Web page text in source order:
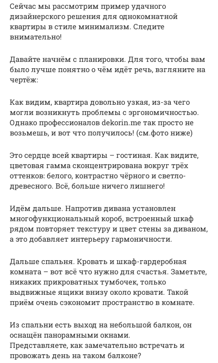
Сейчас мы рассмотрим пример удачного
дизайнерского решения для однокомнатной
квартиры в стиле минимализм. Следите
внимательно!
Давайте начнём с планировки. Для того, чтобы вам
было лучше понятно о чём идёт речь, взгляните на
чертёж:
Как видим, квартира довольно узкая, из-за чего
могли возникнуть проблемы с эргономичностью.
Однако профессионалов dekorin.me так просто не
возьмешь, и вот что получилось! (см.фото ниже)
Это сердце всей квартиры – гостиная. Как видите,
цветовая гамма сконцентрирована вокруг трёх
оттенков: белого, контрастно чёрного и светло-
древесного. Всё, больше ничего лишнего!
Идём дальше. Напротив дивана установлен
многофункциональный короб, встроенный шкаф
рядом повторяет текстуру и цвет стены за диваном,
а это добавляет интерьеру гармоничности.
Дальше спальня. Кровать и шкаф-гардеробная
комната – вот всё что нужно для счастья. Заметьте,
никаких прикроватных тумбочек, только
выдвижные ящики внизу около кровати. Такой
приём очень сэкономит пространство в комнате.
Из спальни есть выход на небольшой балкон, он
оснащён панорамными окнами.
Представляете, как замечательно встречать и
провожать день на таком балконе?